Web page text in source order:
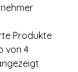
Produkte
von 4